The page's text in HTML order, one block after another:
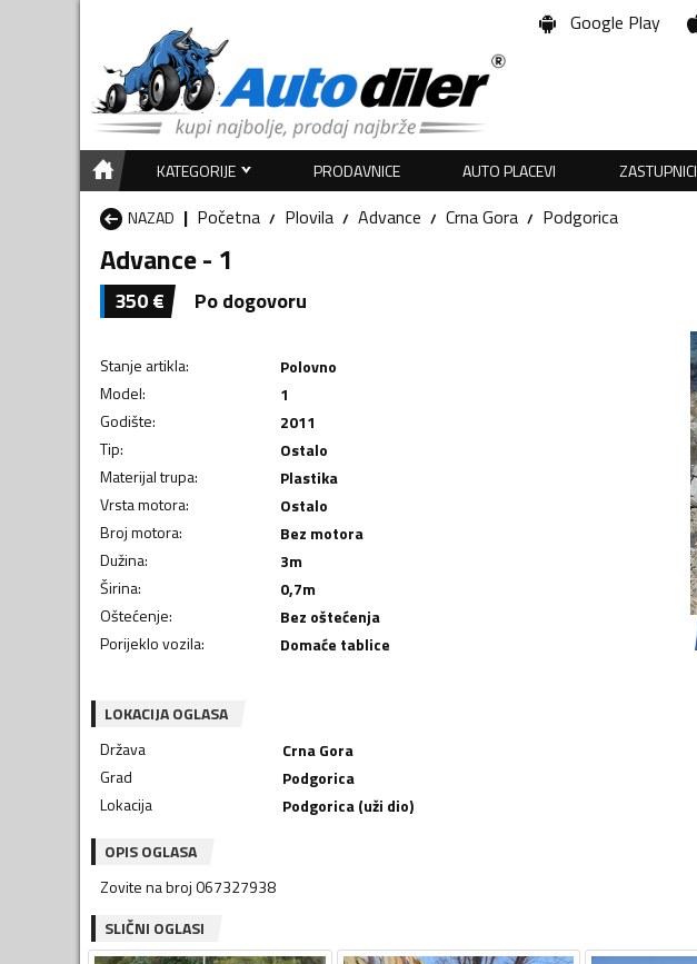
Google Play
KATEGORIJE PRODAVNICE AUTO PLACEVI ZASTUPNICI
NAZAD
Početna Plovila Advance Crna Gora Podgorica
Advance - 1
350€ Po dogovoru
Stanje artikla:
Polovno
Model:
1
Godište:
2011
Tip:
Ostalo
Materijal trupa:
Plastika
Vrsta motora:
Ostalo
Broj motora:
Bez motora
Dužina: 3m
Širina: 0,7m
Oštećenje:
Bez oštećenja
Porijeklo vozila: Domaće tablice
LOKACIJA OGLASA
Država
Crna Gora
Grad
Podgorica
Lokacija
Podgorica (uži dio)
OPIS OGLASA
Zovite na broj 067327938
SLIČNI OGLASI